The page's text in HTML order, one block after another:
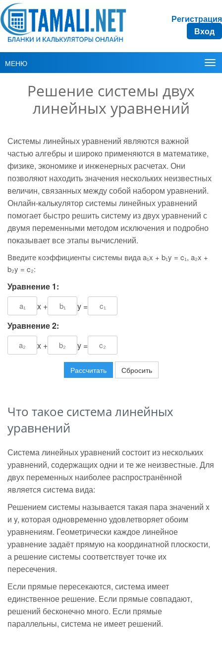
Регистрация
Вход
МЕНЮ
Решение системы двух
линейных уравнений
Системы линейных уравнений являются важной
частью алгебры и широко применяются в математике,
физике, экономике и инженерных расчетах. Они
позволяют находить значения нескольких неизвестных
величин, связанных между собой набором уравнений.
Онлайн-калькулятор системы линейных уравнений
помогает быстро решить систему из двух уравнений с
двумя переменными методом исключения и подробно
показывает все этапы вычислений.
Введите коэффициенты системы вида a₁x + b₁y = c₁, a₂x +
b₂y = c₂:
Уравнение 1:
x +
y =
Уравнение 2:
x +
y =
Рассчитать Сбросить
Что такое система линейных
уравнений
Система линейных уравнений состоит из нескольких
уравнений, содержащих одни и те же неизвестные. Для
двух переменных наиболее распространённой
является система вида:
Решением системы называется такая пара значений x
и y, которая одновременно удовлетворяет обоим
уравнениям. Геометрически каждое линейное
уравнение задаёт прямую на координатной плоскости,
а решение системы соответствует точке их
пересечения.
Если прямые пересекаются, система имеет
единственное решение. Если прямые совпадают,
решений бесконечно много. Если прямые
параллельны, система не имеет решений.